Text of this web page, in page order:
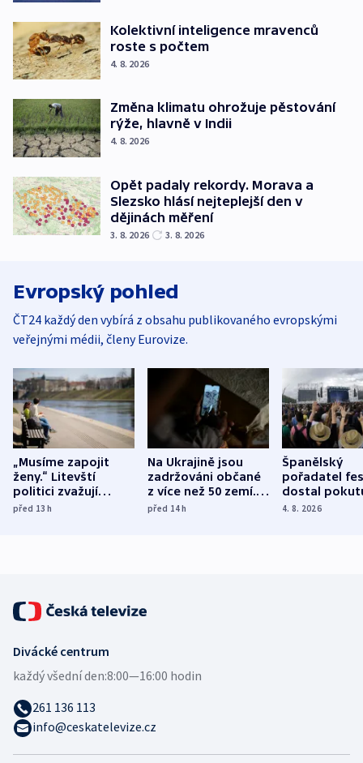
Kolektivní inteligence mravenců
roste s počtem
4. 8. 2026
Změna klimatu ohrožuje pěstování
rýže, hlavně v Indii
4. 8. 2026
Opět padaly rekordy. Morava a
Slezsko hlásí nejteplejší den v
dějinách měření
3. 8. 2026 3. 8. 2026
Evropský pohled
ČT24 každý den vybírá z obsahu publikovaného evropskými
veřejnými médii, členy Eurovize.
„Musíme zapojit
ženy.“ Litevští
politici zvažují
dohodu o
před 13h
Na Ukrajině jsou
zadržováni občané
z více než 50 zemí.
Bojovali na straně
před 14h
Španělský
pořadatel
dostal
nekalé
4. 8. 2026
Divácké centrum
každý všední den:8:00—16:00 hodin
261 136 113
info@ceskatelevize.cz